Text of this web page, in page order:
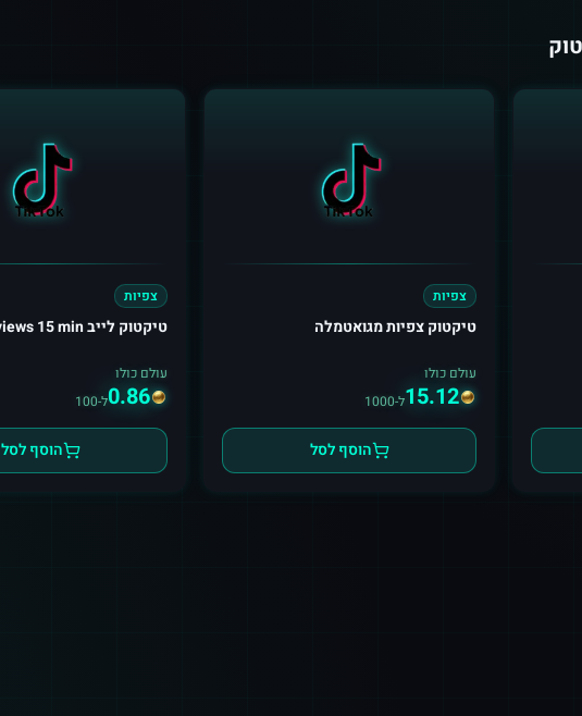
צפיות
טיקטוק צפיות מגואטמלה
עולם כולו
15.12ל-1000
הוסף לסל
צפיות
טיקטוק לייב stream views 15 min
עולם כולו
0.86ל-100
הוסף לסל